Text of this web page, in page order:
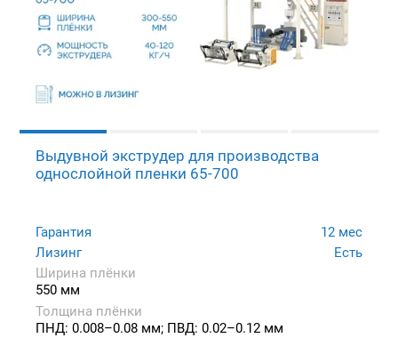
Выдувной экструдер для производства
однослойной пленки 65-700
Гарантия
12 мес
Лизинг
Есть
Ширина плёнки
550 мм
Толщина плёнки
ПНД: 0.008–0.08 мм; ПВД: 0.02–0.12 мм